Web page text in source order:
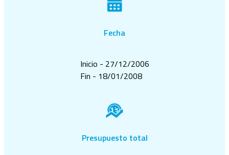
Fecha
Inicio - 27/12/2006
Fin - 18/01/2008
Presupuesto total